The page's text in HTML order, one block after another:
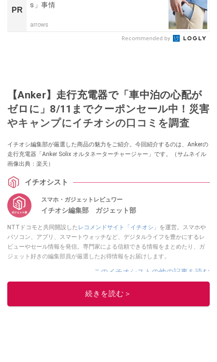
PR
s」事情
arrows
Recommended by
【Anker】走行充電器で「車中泊の心配が
ゼロに」8/11までクーポンセール中！災害
やキャンプにイチオシの口コミを調査
イチオシ編集部が厳選した商品の魅力をご紹介。今回紹介するのは、Ankerの
走行充電器「Anker Solix オルタネーターチャージャー」です。（サムネイル
画像出典：楽天）
イチオシスト
スマホ・ガジェットレビュワー
イチオシ編集部 ガジェット部
NTTドコモと共同開設した レコメンドサイト「イチオシ」 を運営。スマホや
パソコン、アプリ、スマートウォッチなど、デジタルライフを豊かにするレ
ビューやセール情報を発信。専門家による信頼できる情報をまとめたり、ガ
ジェット好きの編集部員が厳選したお得情報をお届けします。
このイチオシストの他の記事を読む
続きを読む＞